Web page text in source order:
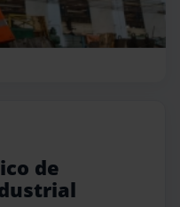
de